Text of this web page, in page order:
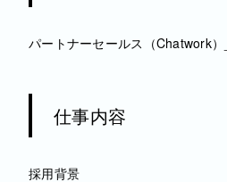
パートナーセールス（Chatwork
仕事内容
採用背景